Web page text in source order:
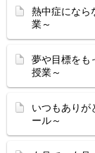
熱中症にな
業～
夢や目標を
授業～
いつもあり
ール～